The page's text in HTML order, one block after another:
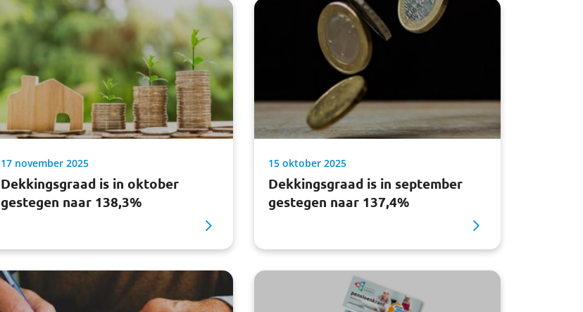
17 november 2025
Dekkingsgraad is in oktober
gestegen naar 138,3%
15 oktober 2025
Dekkingsgraad is in september
gestegen naar 137,4%